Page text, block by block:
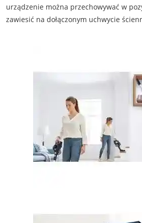
urządzenie można przechowywać w
zawiesić na dołączonym uchwycie